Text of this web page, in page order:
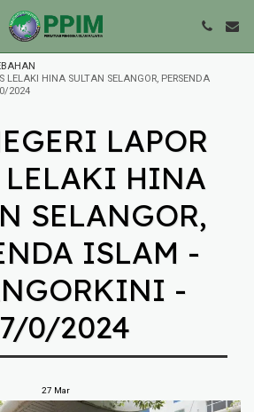
LELAKI HINA SULTAN SELANGOR, PERSENDA
2024
LAPOR
LELAKI HINA
SELANGOR,
ISLAM -
-
0/2024
27 Mar